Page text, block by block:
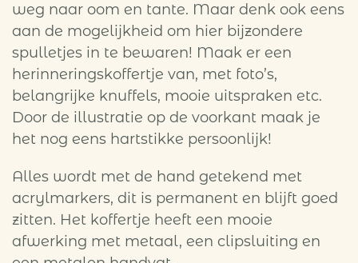
weg naar oom en tante. Maar denk ook eens
aan de mogelijkheid om hier bijzondere
spulletjes in te bewaren! Maak er een
herinneringskoffertje van, met foto’s,
belangrijke knuffels, mooie uitspraken etc.
Door de illustratie op de voorkant maak je
het nog eens hartstikke persoonlijk!
Alles wordt met de hand getekend met
acrylmarkers, dit is permanent en blijft goed
zitten. Het koffertje heeft een mooie
afwerking met metaal, een clipsluiting en